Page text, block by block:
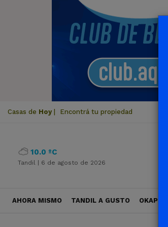
Casas de Hoy Encontrá tu propiedad
10.0 ºC
Tandil | 6 de agosto de 2026
AHORA MISMO TANDIL A GUSTO OKAPI